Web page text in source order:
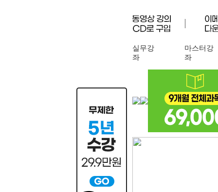
실무강
좌
마스터강
좌